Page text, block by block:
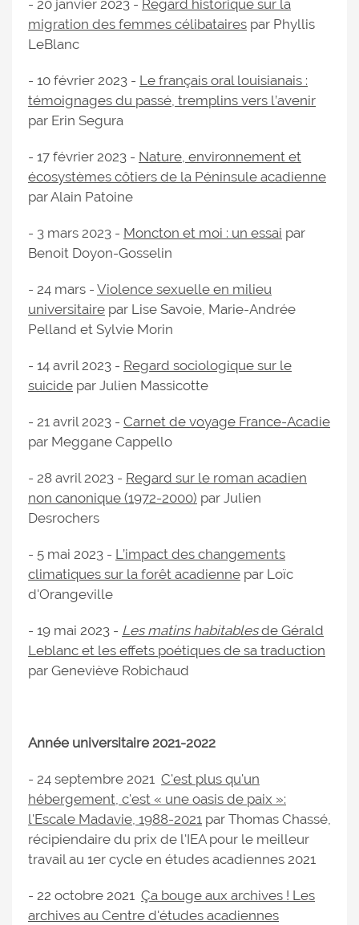
- 20 janvier 2023 - Regard historique sur la
migration des femmes célibataires par Phyllis
LeBlanc
- 10 février 2023 - Le français oral louisianais :
témoignages du passé, tremplins vers l’avenir
par Erin Segura
- 17 février 2023 - Nature, environnement et
écosystèmes côtiers de la Péninsule acadienne
par Alain Patoine
- 3 mars 2023 - Moncton et moi : un essai par
Benoit Doyon-Gosselin
- 24 mars - Violence sexuelle en milieu
universitaire par Lise Savoie, Marie-Andrée
Pelland et Sylvie Morin
- 14 avril 2023 - Regard sociologique sur le
suicide par Julien Massicotte
- 21 avril 2023 - Carnet de voyage France-Acadie
par Meggane Cappello
- 28 avril 2023 - Regard sur le roman acadien
non canonique (1972-2000) par Julien
Desrochers
- 5 mai 2023 - L’impact des changements
climatiques sur la forêt acadienne par Loïc
d'Orangeville
- 19 mai 2023 - Les matins habitablesde Gérald
Leblanc et les effets poétiques de sa traduction
par Geneviève Robichaud
Année universitaire 2021-2022
- 24 septembre 2021 C'est plus qu'un
hébergement, c'est « une oasis de paix »:
l'Escale Madavie, 1988-2021 par Thomas Chassé,
récipiendaire du prix de l'IEA pour le meilleur
travail au 1er cycle en études acadiennes 2021
- 22 octobre 2021 Ça bouge aux archives ! Les
archives au Centre d'études acadiennes